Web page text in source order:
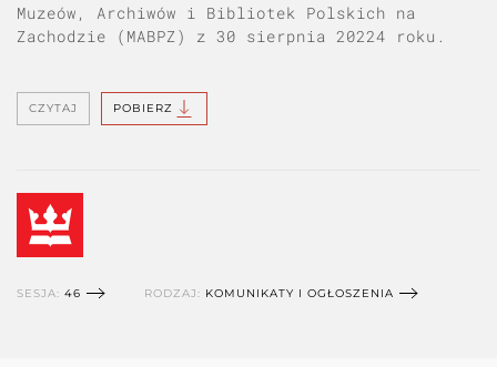
Muzeów, Archiwów i Bibliotek Polskich na
Zachodzie (MABPZ) z 30 sierpnia 20224 roku.
CZYTAJ POBIERZ
SESJA: 46 RODZAJ: KOMUNIKATY I OGŁOSZENIA